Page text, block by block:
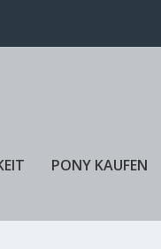
PONY KAUFEN